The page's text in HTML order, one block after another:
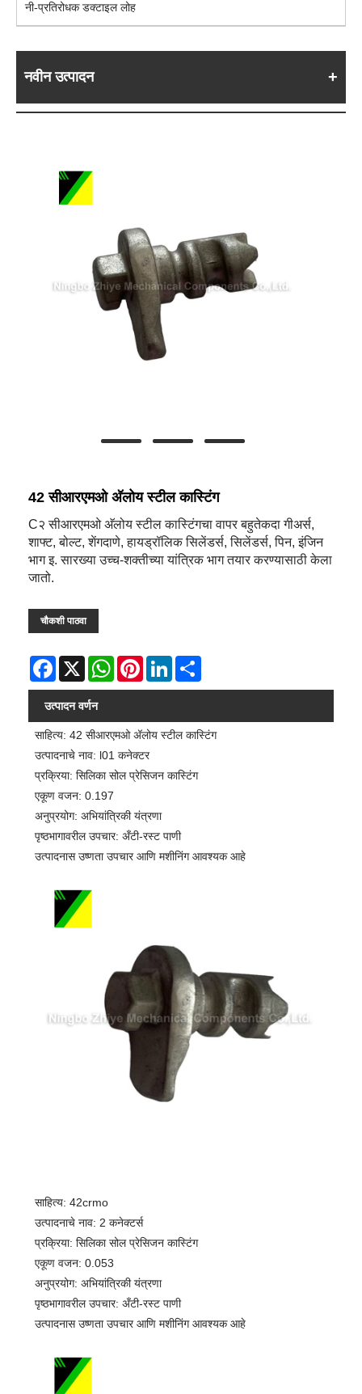
नी-प्रतिरोधक डक्टाइल लोह
नवीन उत्पादन
42 सीआरएमओ अ‍ॅलोय स्टील कास्टिंग
C२ सीआरएमओ अ‍ॅलोय स्टील कास्टिंगचा वापर बहुतेकदा गीअर्स,
शाफ्ट, बोल्ट, शेंगदाणे, हायड्रॉलिक सिलेंडर्स, सिलेंडर्स, पिन, इंजिन
भाग इ. सारख्या उच्च-शक्तीच्या यांत्रिक भाग तयार करण्यासाठी केला
जातो.
चौकशी पाठवा
Facebook
X WhatsAppPinterestLinkedIn
उत्पादन वर्णन
साहित्य: 42 सीआरएमओ अ‍ॅलोय स्टील कास्टिंग
उत्पादनाचे नाव: l01 कनेक्टर
प्रक्रिया: सिलिका सोल प्रेसिजन कास्टिंग
एकूण वजन: 0.197
अनुप्रयोग: अभियांत्रिकी यंत्रणा
पृष्ठभागावरील उपचार: अँटी-रस्ट पाणी
उत्पादनास उष्णता उपचार आणि मशीनिंग आवश्यक आहे
साहित्य: 42crmo
उत्पादनाचे नाव: 2 कनेक्टर्स
प्रक्रिया: सिलिका सोल प्रेसिजन कास्टिंग
एकूण वजन: 0.053
अनुप्रयोग: अभियांत्रिकी यंत्रणा
पृष्ठभागावरील उपचार: अँटी-रस्ट पाणी
उत्पादनास उष्णता उपचार आणि मशीनिंग आवश्यक आहे